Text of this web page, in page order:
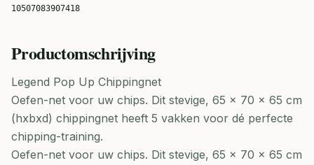
10507083907418
Productomschrijving
Legend Pop Up Chippingnet
Oefen-net voor uw chips. Dit stevige, 65 x 70 x 65 cm
(hxbxd) chippingnet heeft 5 vakken voor dé perfecte
chipping-training.
Oefen-net voor uw chips. Dit stevige, 65 x 70 x 65 cm